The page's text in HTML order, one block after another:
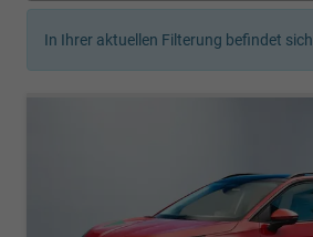
In Ihrer aktuellen Filterung befindet sich